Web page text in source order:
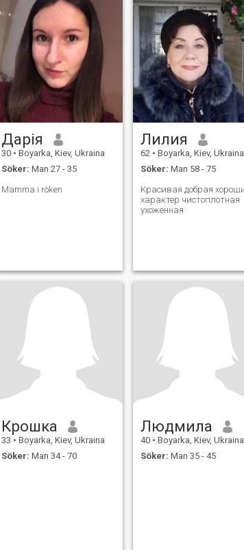
Дарія
30 • Boyarka, Kiev, Ukraina
Söker: Man 27 - 35
Mamma i röken
Лилия
62 • Boyarka, Kiev, Ukraina
Söker: Man 58 - 75
Красивая добрая хороший
характер чистоплотная
ухоженная
Крошка
33 • Boyarka, Kiev, Ukraina
Söker: Man 34 - 70
Людмила
40 • Boyarka, Kiev, Ukraina
Söker: Man 35 - 45